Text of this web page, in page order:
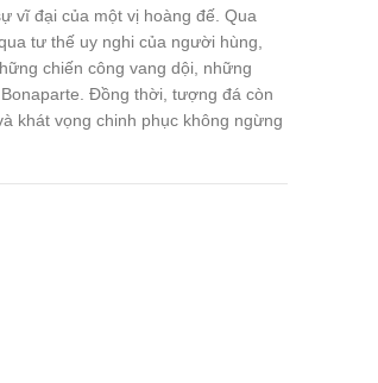
vĩ đại của một vị hoàng đế. Qua
tư thế uy nghi của người hùng,
chiến công vang dội, những
Đồng thời, tượng đá còn
khát vọng chinh phục không ngừng